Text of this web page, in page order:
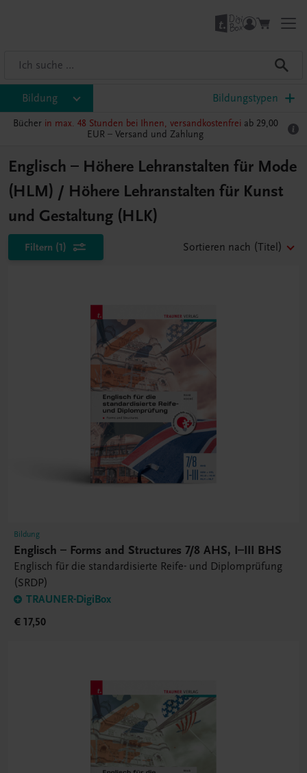
Bildung Bildungstypen
Bücher in max. 48 Stunden bei Ihnen, versandkostenfrei ab 29,00
EUR – Versand und Zahlung
Englisch – Höhere Lehranstalten für Mode
(HLM) / Höhere Lehranstalten für Kunst
und Gestaltung (HLK)
Filtern (1) Sortieren nach (Titel)
Bildung
Englisch – Forms and Structures 7/8 AHS, I–III BHS
Englisch für die standardisierte Reife- und Diplomprüfung
(SRDP)
TRAUNER-DigiBox
€ 17,50